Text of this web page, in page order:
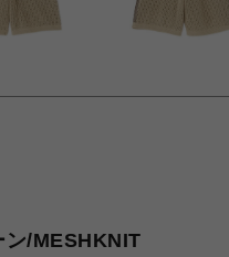
/MESHKNIT